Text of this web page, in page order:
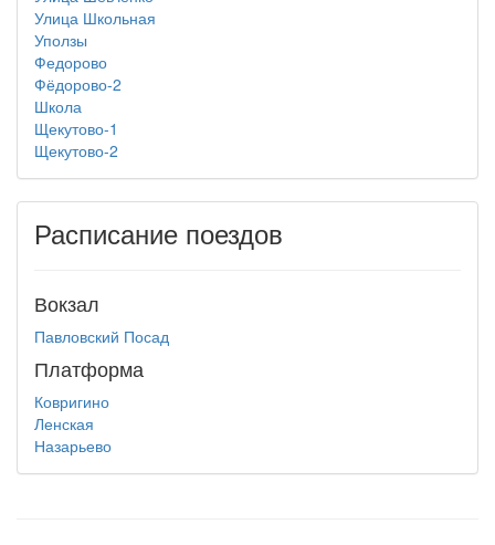
Улица Школьная
Уползы
Федорово
Фёдорово-2
Школа
Щекутово-1
Щекутово-2
Расписание поездов
Вокзал
Павловский Посад
Платформа
Ковригино
Ленская
Назарьево